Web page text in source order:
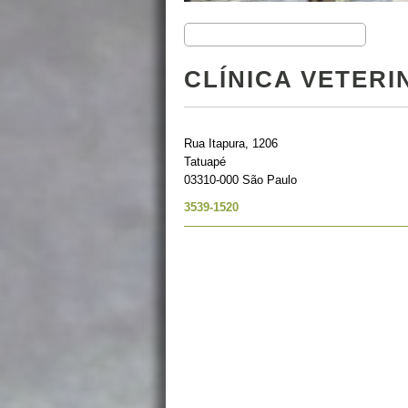
CLÍNICA
Rua Itapura, 1206
Tatuapé
03310-000 São Paulo
3539-1520